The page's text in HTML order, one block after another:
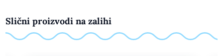
Slični proizvodi na zalihi